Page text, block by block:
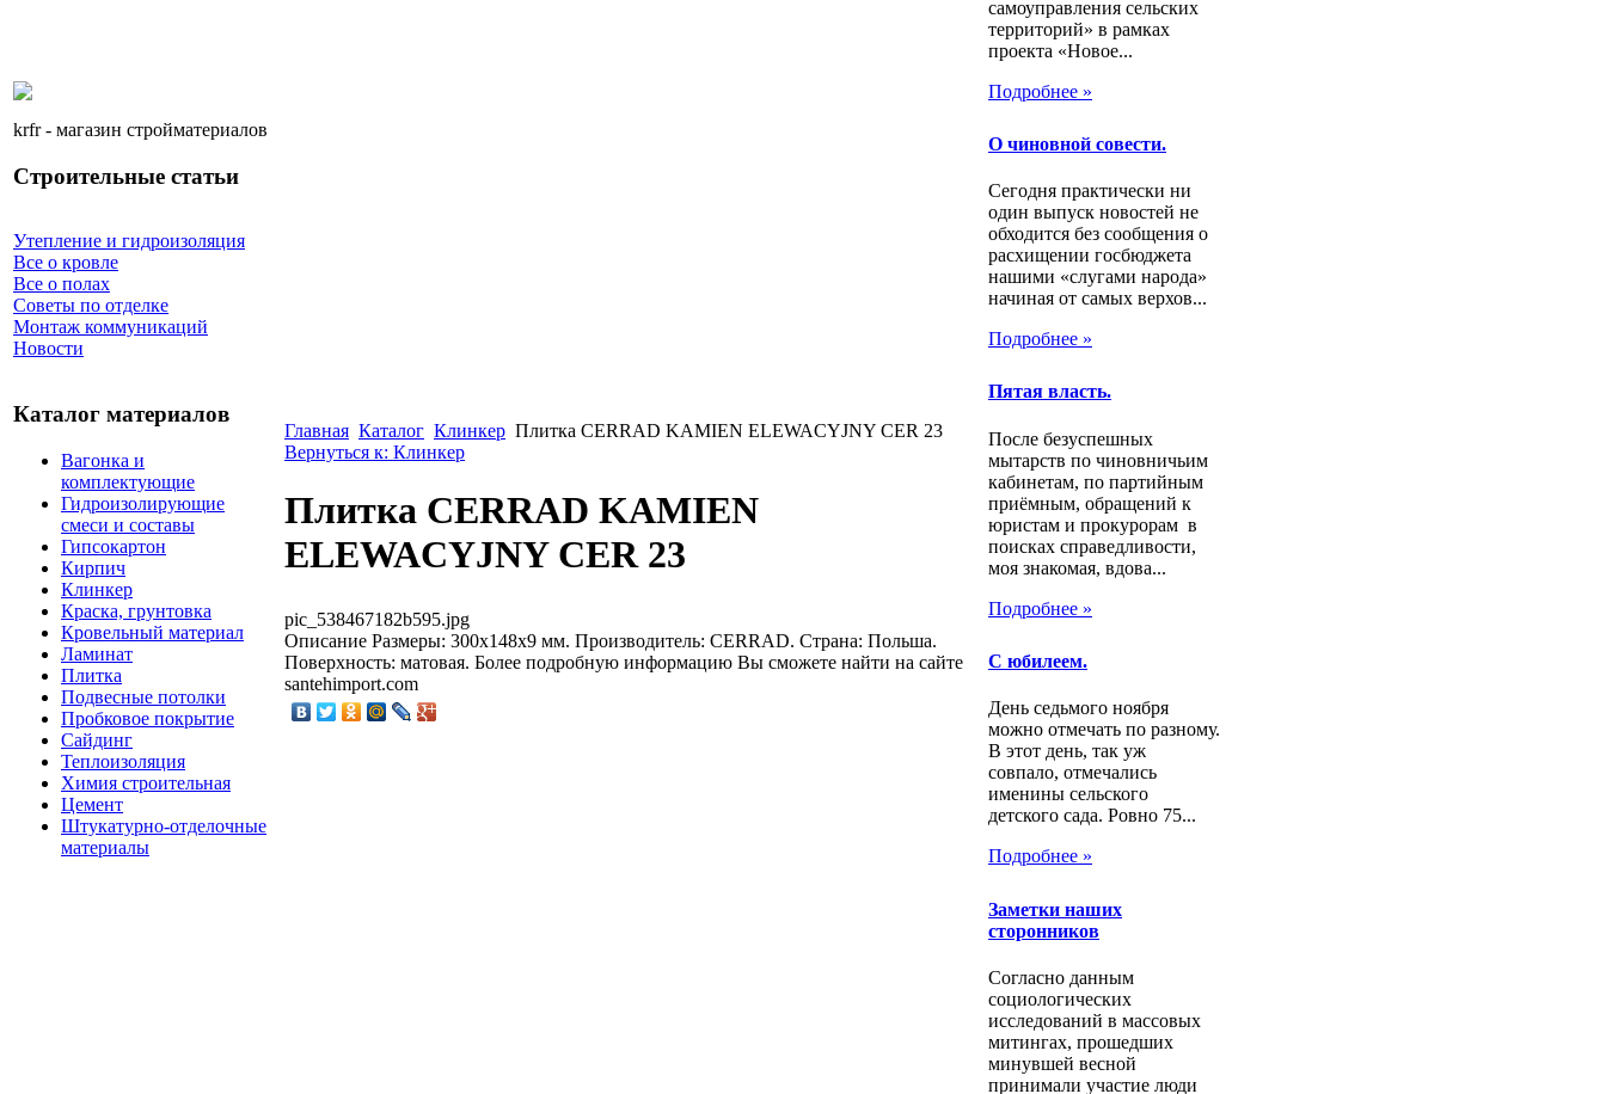
krfr - магазин стройматериалов
Строительные статьи
Утепление и гидроизоляция
Все о кровле
Все о полах
Советы по отделке
Монтаж коммуникаций
Новости
Каталог материалов
Вагонка и
комплектующие
Гидроизолирующие
смеси и составы
Гипсокартон
Кирпич
Клинкер
Краска, грунтовка
Кровельный материал
Ламинат
Плитка
Подвесные потолки
Пробковое покрытие
Сайдинг
Теплоизоляция
Химия строительная
Цемент
Штукатурно-отделочные
материалы
Главная Каталог Клинкер Плитка CERRAD KAMIEN ELEWACYJNY CER 23
Вернуться к: Клинкер
Плитка CERRAD KAMIEN
ELEWACYJNY CER 23
pic_538467182b595.jpg
Описание Размеры: 300x148x9 мм. Производитель: CERRAD. Страна: Польша.
Поверхность: матовая. Более подробную информацию Вы сможете найти на сайте
santehimport.com
самоуправления сельских
территорий» в рамках
проекта «Новое...
Подробнее »
О чиновной совести.
Сегодня практически ни
один выпуск новостей не
обходится без сообщения о
расхищении госбюджета
нашими «слугами народа»
начиная от самых верхов...
Подробнее »
Пятая власть.
После безуспешных
мытарств по чиновничьим
кабинетам, по партийным
приёмным, обращений к
юристам и прокурорам в
поисках справедливости,
моя знакомая, вдова...
Подробнее »
С юбилеем.
День седьмого ноября
можно отмечать по разному.
В этот день, так уж
совпало, отмечались
именины сельского
детского сада. Ровно 75...
Подробнее »
Заметки наших
сторонников
Согласно данным
социологических
исследований в массовых
митингах, прошедших
минувшей весной
принимали участие люди